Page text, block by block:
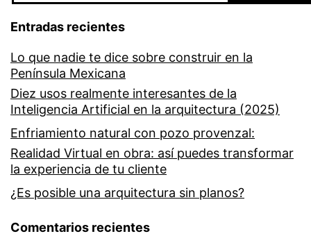
Entradas recientes
Lo que nadie te dice sobre construir en la
Península Mexicana
Diez usos realmente interesantes de la
Inteligencia Artificial en la arquitectura (2025)
Enfriamiento natural con pozo provenzal:
Realidad Virtual en obra: así puedes transformar
la experiencia de tu cliente
¿Es posible una arquitectura sin planos?
Comentarios recientes